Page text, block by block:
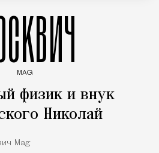
MAG
физик и внук
Николай
Mag